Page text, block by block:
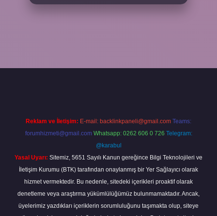
Reklam ve İletişim: E-mail: backlinkpaneli@gmail.com Teams:
forumhizmeti@gmail.com Whatsapp: 0262 606 0 726 Telegram:
@karabul
Yasal Uyarı: Sitemiz, 5651 Sayılı Kanun gereğince Bilgi Teknolojileri ve
İletişim Kurumu (BTK) tarafından onaylanmış bir Yer Sağlayıcı olarak
hizmet vermektedir. Bu nedenle, sitedeki içerikleri proaktif olarak
denetleme veya araştırma yükümlülüğümüz bulunmamaktadır. Ancak,
üyelerimiz yazdıkları içeriklerin sorumluluğunu taşımakta olup, siteye